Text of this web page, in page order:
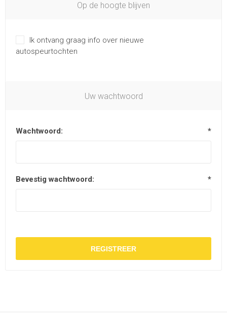
Op de hoogte blijven
Ik ontvang graag info over nieuwe
autospeurtochten
Uw wachtwoord
Wachtwoord: *
Bevestig wachtwoord: *
REGISTREER